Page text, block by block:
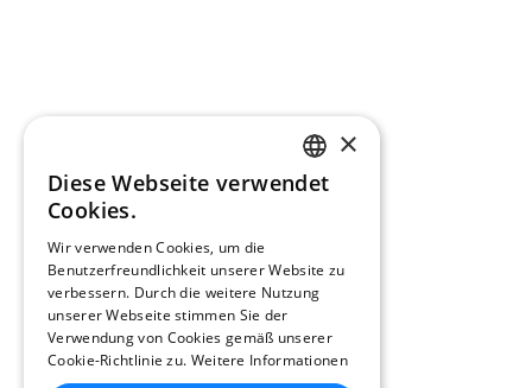
CATALAN
SPANISH
DUTCH
×
Diese Webseite verwendet
Cookies.
Wir verwenden Cookies, um die
Benutzerfreundlichkeit unserer Website zu
verbessern. Durch die weitere Nutzung
unserer Webseite stimmen Sie der
Verwendung von Cookies gemäß unserer
Cookie-Richtlinie zu. Weitere Informationen